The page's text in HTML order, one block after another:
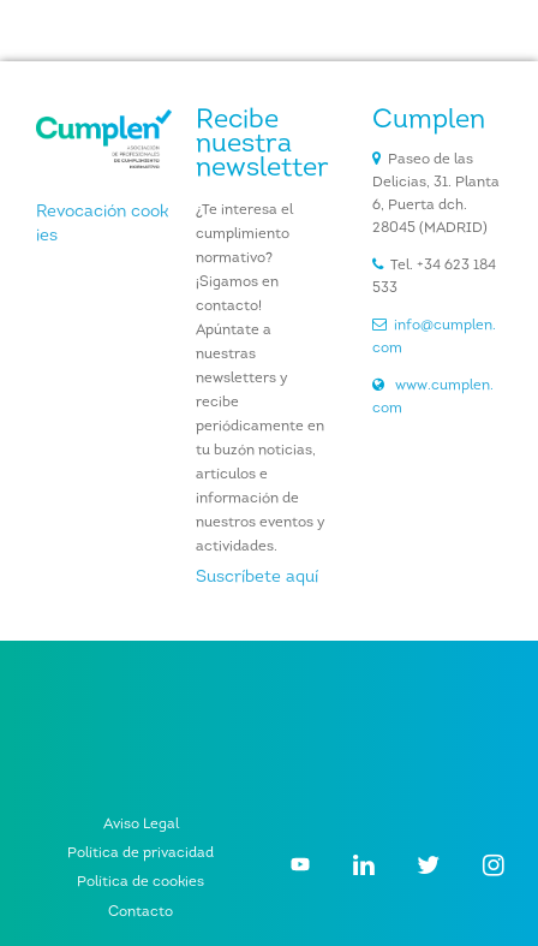
Revocación cook
ies
Recibe
nuestra
newsletter
¿Te interesa el
cumplimiento
normativo?
¡Sigamos en
contacto!
Apúntate a
nuestras
newsletters y
recibe
periódicamente en
tu buzón noticias,
artículos e
información de
nuestros eventos y
actividades.
Suscríbete aquí
Cumplen
Paseo de las
Delicias, 31. Planta
6, Puerta dch.
28045 (MADRID)
Tel. +34 623 184
533
info@cumplen.
com
www.cumplen.
com
Aviso Legal
Política de privacidad
Política de cookies
Contacto